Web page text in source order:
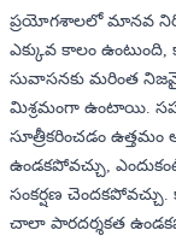
ప్రయోగశాలలో మానవ
ఎక్కువ కాలం
సువాసనకు మరింత
మిశ్రమంగా ఉంటాయి.
సూత్రీకరించడం
ఉండకపోవచ్చు,
సంకర్షణ
చాలా పారదర్శకత